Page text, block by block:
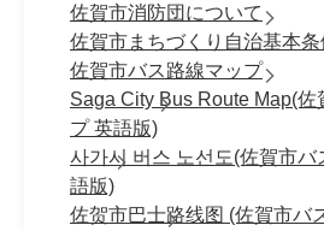
佐賀市消防団について
佐賀市まちづくり自治基本条
佐賀市バス路線マップ
Saga City Bus Route Map(佐
プ 英語版)
사가시 버스 노선도(佐賀市バ
語版)
佐贺市巴士路线图 (佐賀市バ